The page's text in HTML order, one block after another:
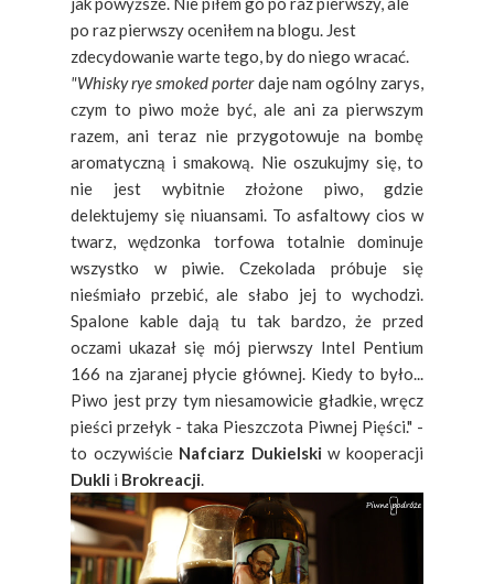
po raz pierwszy oceniłem na blogu. Jest
zdecydowanie warte tego, by do niego wracać.
"Whisky rye smoked porterdaje nam ogólny zarys,
czym to piwo może być, ale ani za pierwszym
razem, ani teraz nie przygotowuje na bombę
aromatyczną i smakową. Nie oszukujmy się, to
nie jest wybitnie złożone piwo, gdzie
delektujemy się niuansami. To asfaltowy cios w
twarz, wędzonka torfowa totalnie dominuje
wszystko w piwie. Czekolada próbuje się
nieśmiało przebić, ale słabo jej to wychodzi.
Spalone kable dają tu tak bardzo, że przed
oczami ukazał się mój pierwszy Intel Pentium
166 na zjaranej płycie głównej. Kiedy to było...
Piwo jest przy tym niesamowicie gładkie, wręcz
pieści przełyk - taka Pieszczota Piwnej Pięści." -
to oczywiście Nafciarz Dukielski w kooperacji
Dukli i Brokreacji.